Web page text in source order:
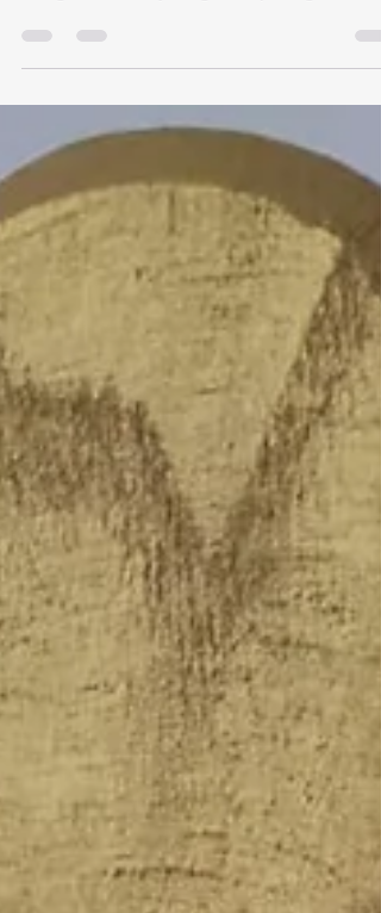
ben gekomen. Mijn oog valt op het gras een..